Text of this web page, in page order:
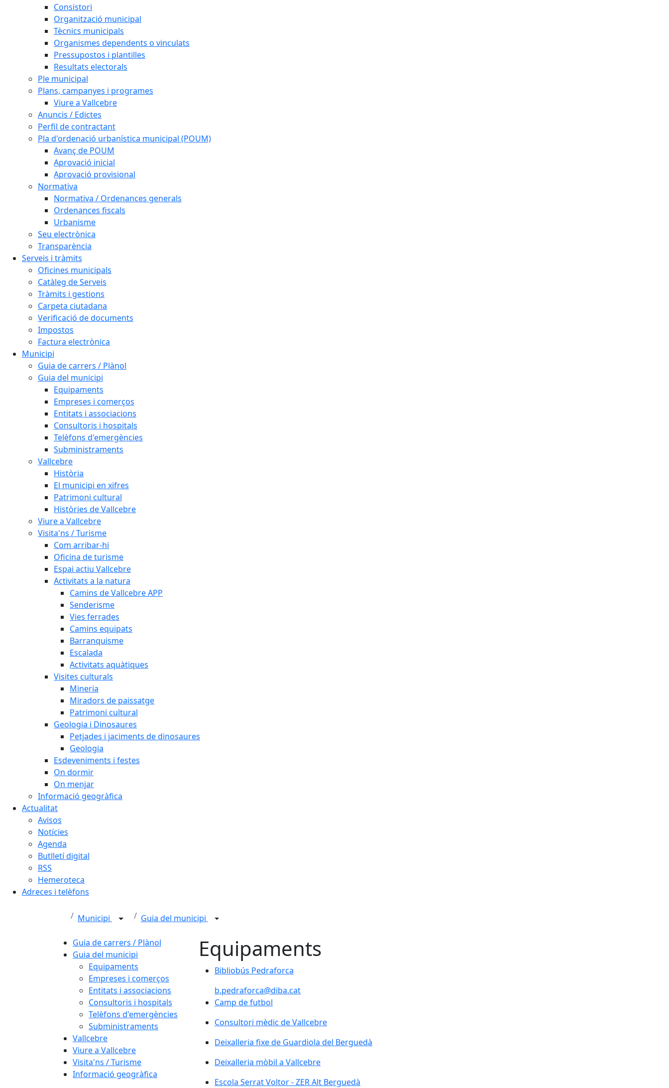
Consistori
Organització municipal
Tècnics municipals
Organismes dependents o vinculats
Pressupostos i plantilles
Resultats electorals
Ple municipal
Plans, campanyes i programes
Viure a Vallcebre
Anuncis / Edictes
Perfil de contractant
Pla d'ordenació urbanística municipal (POUM)
Avanç de POUM
Aprovació inicial
Aprovació provisional
Normativa
Normativa / Ordenances generals
Ordenances fiscals
Urbanisme
Seu electrònica
Transparència
Serveis i tràmits
Oficines municipals
Catàleg de Serveis
Tràmits i gestions
Carpeta ciutadana
Verificació de documents
Impostos
Factura electrònica
Municipi
Guia de carrers / Plànol
Guia del municipi
Equipaments
Empreses i comerços
Entitats i associacions
Consultoris i hospitals
Telèfons d'emergències
Subministraments
Vallcebre
Història
El municipi en xifres
Patrimoni cultural
Històries de Vallcebre
Viure a Vallcebre
Visita'ns / Turisme
Com arribar-hi
Oficina de turisme
Espai actiu Vallcebre
Activitats a la natura
Camins de Vallcebre APP
Senderisme
Vies ferrades
Camins equipats
Barranquisme
Escalada
Activitats aquàtiques
Visites culturals
Mineria
Miradors de paissatge
Patrimoni cultural
Geologia i Dinosaures
Petjades i jaciments de dinosaures
Geologia
Esdeveniments i festes
On dormir
On menjar
Informació geogràfica
Actualitat
Avisos
Notícies
Agenda
Butlletí digital
RSS
Hemeroteca
Adreces i telèfons
Municipi Guia del municipi
Guia de carrers / Plànol
Guia del municipi
Equipaments
Empreses i comerços
Entitats i associacions
Consultoris i hospitals
Telèfons d'emergències
Subministraments
Vallcebre
Viure a Vallcebre
Visita'ns / Turisme
Informació geogràfica
Equipaments
Bibliobús Pedraforca
Bibliobús Pedraforca
b.pedraforca@diba.cat
Camp de futbol
Consultori mèdic de Vallcebre
Consultori mèdic de Vallcebre
Deixalleria fixe de Guardiola del Berguedà
Deixalleria mòbil a Vallcebre
Deixalleria mòbil a Vallcebre
Escola Serrat Voltor - ZER Alt Berguedà
Escola Serrat Voltor - ZER Alt Berguedà